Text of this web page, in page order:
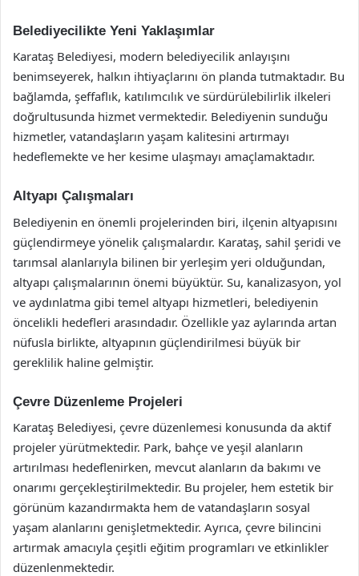
Belediyecilikte Yeni Yaklaşımlar
Karataş Belediyesi, modern belediyecilik anlayışını
benimseyerek, halkın ihtiyaçlarını ön planda tutmaktadır. Bu
bağlamda, şeffaflık, katılımcılık ve sürdürülebilirlik ilkeleri
doğrultusunda hizmet vermektedir. Belediyenin sunduğu
hizmetler, vatandaşların yaşam kalitesini artırmayı
hedeflemekte ve her kesime ulaşmayı amaçlamaktadır.
Altyapı Çalışmaları
Belediyenin en önemli projelerinden biri, ilçenin altyapısını
güçlendirmeye yönelik çalışmalardır. Karataş, sahil şeridi ve
tarımsal alanlarıyla bilinen bir yerleşim yeri olduğundan,
altyapı çalışmalarının önemi büyüktür. Su, kanalizasyon, yol
ve aydınlatma gibi temel altyapı hizmetleri, belediyenin
öncelikli hedefleri arasındadır. Özellikle yaz aylarında artan
nüfusla birlikte, altyapının güçlendirilmesi büyük bir
gereklilik haline gelmiştir.
Çevre Düzenleme Projeleri
Karataş Belediyesi, çevre düzenlemesi konusunda da aktif
projeler yürütmektedir. Park, bahçe ve yeşil alanların
artırılması hedeflenirken, mevcut alanların da bakımı ve
onarımı gerçekleştirilmektedir. Bu projeler, hem estetik bir
görünüm kazandırmakta hem de vatandaşların sosyal
yaşam alanlarını genişletmektedir. Ayrıca, çevre bilincini
artırmak amacıyla çeşitli eğitim programları ve etkinlikler
düzenlenmektedir.